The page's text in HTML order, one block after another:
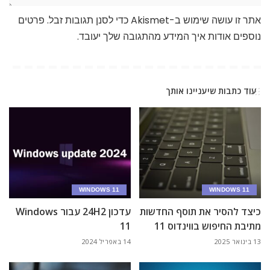
אתר זו עושה שימוש ב-Akismet כדי לסנן תגובות זבל.
פרטים
נוספים אודות איך המידע מהתגובה שלך יעובד.
עוד כתבות שיעניינו אותך
WINDOWS 11
כיצד להסיר את תוסף החדשות
מתיבת החיפוש בווינדוס 11
13 בינואר 2025
WINDOWS 11
עדכון 24H2 עבור Windows
11
14 באפריל 2024